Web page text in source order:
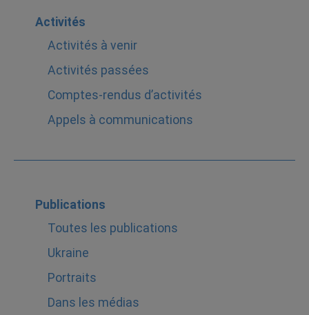
Activités
Activités à venir
Activités passées
Comptes-rendus d’activités
Appels à communications
Publications
Toutes les publications
Ukraine
Portraits
Dans les médias